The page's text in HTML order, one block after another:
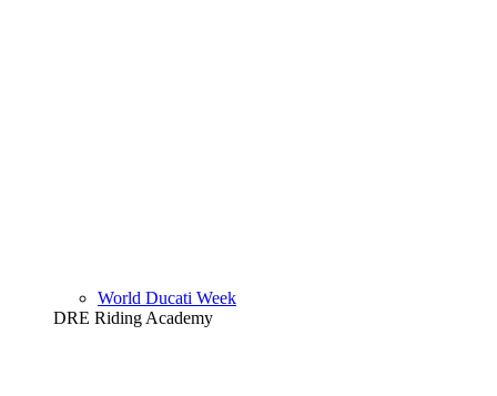
World Ducati Week
DRE Riding Academy